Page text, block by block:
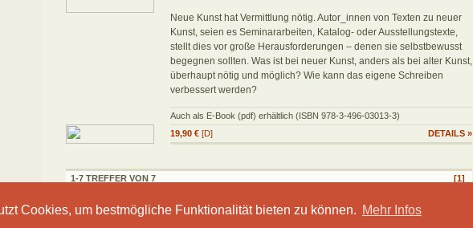
Cookies, um bestmögliche Funktionalität bieten zu können. Mehr Infos
Neue Kunst hat Vermittlung nötig. Autor_innen von Texten zu neuer
Kunst, seien es Seminararbeiten, Katalog- oder Ausstellungstexte,
stellt dies vor große Herausforderungen – denen sie selbstbewusst
begegnen sollten. Was ist bei neuer Kunst, anders als bei alter Kunst,
überhaupt nötig und möglich? Wie kann das eigene Schreiben
verbessert werden?
Auch als E-Book (pdf) erhältlich (ISBN 978-3-496-03013-3)
19,90 € [D] DETAILS »
1-7 TREFFER VON 7 [1]